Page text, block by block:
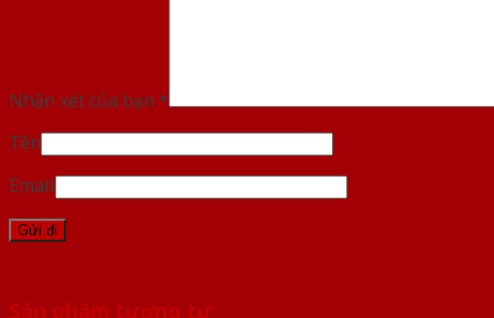
Nhận xét của bạn *
Tên
Email
Sản phẩm tương tự